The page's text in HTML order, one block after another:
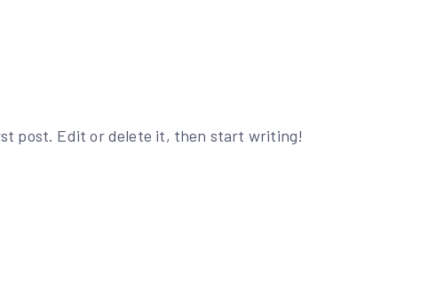
post. Edit or delete it, then start writing!